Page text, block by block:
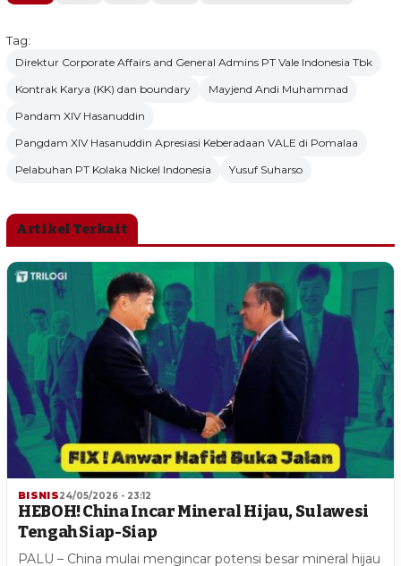
Tag:
Direktur Corporate Affairs and General Admins PT Vale Indonesia Tbk
Kontrak Karya (KK) dan boundary
Mayjend Andi Muhammad
Pandam XIV Hasanuddin
Pangdam XIV Hasanuddin Apresiasi Keberadaan VALE di Pomalaa
Pelabuhan PT Kolaka Nickel Indonesia
Yusuf Suharso
Artikel Terkait
BISNIS24/05/2026 - 23:12
HEBOH! China Incar Mineral Hijau, Sulawesi
Tengah Siap-Siap
PALU – China mulai mengincar potensi besar mineral hijau